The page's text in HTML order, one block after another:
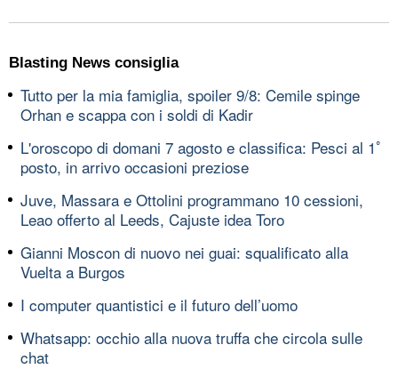
Blasting News consiglia
Tutto per la mia famiglia, spoiler 9/8: Cemile spinge
Orhan e scappa con i soldi di Kadir
L'oroscopo di domani 7 agosto e classifica: Pesci al 1ﾟ
posto, in arrivo occasioni preziose
Juve, Massara e Ottolini programmano 10 cessioni,
Leao offerto al Leeds, Cajuste idea Toro
Gianni Moscon di nuovo nei guai: squalificato alla
Vuelta a Burgos
I computer quantistici e il futuro dell’uomo
Whatsapp: occhio alla nuova truffa che circola sulle
chat